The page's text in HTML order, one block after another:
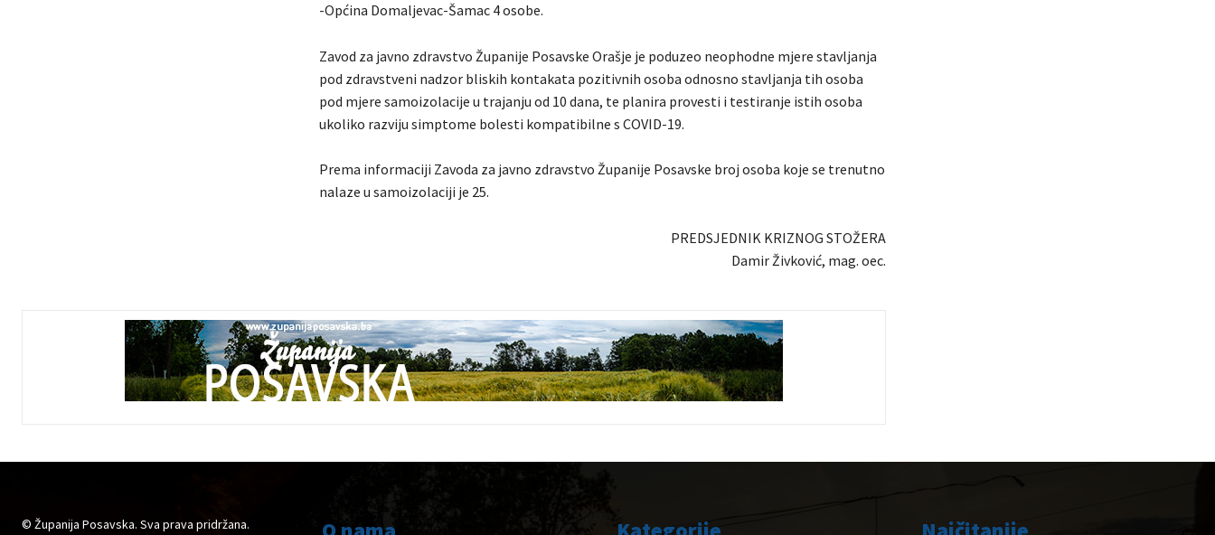
-Općina Domaljevac-Šamac 4 osobe.
Zavod za javno zdravstvo Županije Posavske Orašje je poduzeo neophodne mjere stavljanja
pod zdravstveni nadzor bliskih kontakata pozitivnih osoba odnosno stavljanja tih osoba
pod mjere samoizolacije u trajanju od 10 dana, te planira provesti i testiranje istih osoba
ukoliko razviju simptome bolesti kompatibilne s COVID-19.
Prema informaciji Zavoda za javno zdravstvo Županije Posavske broj osoba koje se trenutno
nalaze u samoizolaciji je 25.
PREDSJEDNIK KRIZNOG STOŽERA
Damir Živković, mag. oec.
© Županija Posavska. Sva prava pridržana.